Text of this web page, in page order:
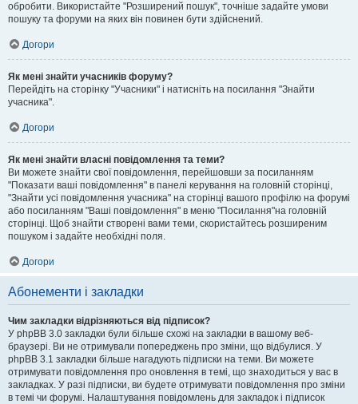
обробити. Використайте "Розширений пошук", точніше задайте умови
пошуку та форуми на яких він повинен бути здійснений.
Догори
Як мені знайти учасників форуму?
Перейдіть на сторінку "Учасники" і натисніть на посилання "Знайти
учасника".
Догори
Як мені знайти власні повідомлення та теми?
Ви можете знайти свої повідомлення, перейшовши за посиланням
"Показати ваші повідомлення" в панелі керування на головній сторінці,
"Знайти усі повідомлення учасника" на сторінці вашого профілю на форумі
або посиланням "Ваші повідомлення" в меню "Посилання"на головній
сторінці. Щоб знайти створені вами теми, скористайтесь розширеним
пошуком і задайте необхідні поля.
Догори
Абонементи і закладки
Чим закладки відрізняються від підписок?
У phpBB 3.0 закладки були більше схожі на закладки в вашому веб-
браузері. Ви не отримували попереджень про зміни, що відбулися. У
phpBB 3.1 закладки більше нагадують підписки на теми. Ви можете
отримувати повідомлення про оновлення в темі, що знаходиться у вас в
закладках. У разі підписки, ви будете отримувати повідомлення про зміни
в темі чи форумі. Налаштування повідомлень для закладок і підписок